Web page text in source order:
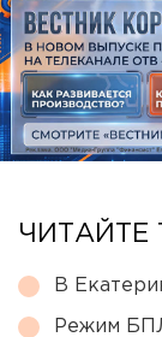
ЧИТАЙТЕ
В
Режим